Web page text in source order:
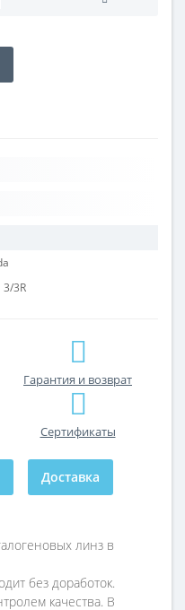
3/3R
Гарантия и возврат
Сертификаты
Доставка
линз в
без доработок.
качества. В